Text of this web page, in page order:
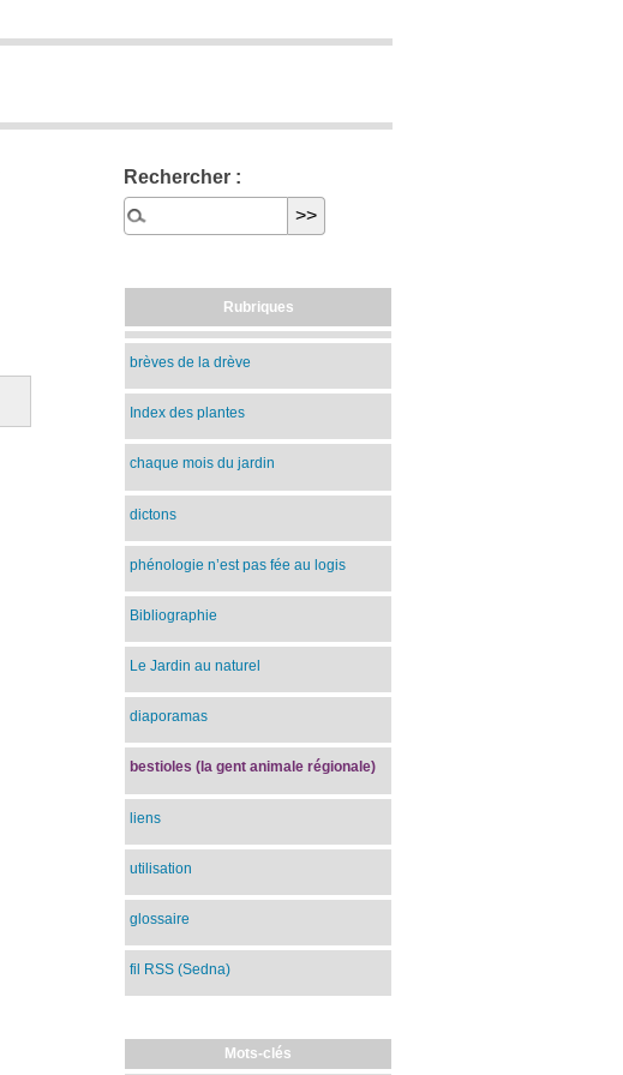
Rechercher :
Rubriques
brèves de la drève
Index des plantes
chaque mois du jardin
dictons
phénologie n’est pas fée au logis
Bibliographie
Le Jardin au naturel
diaporamas
bestioles (la gent animale régionale)
liens
utilisation
glossaire
fil RSS (Sedna)
Mots-clés